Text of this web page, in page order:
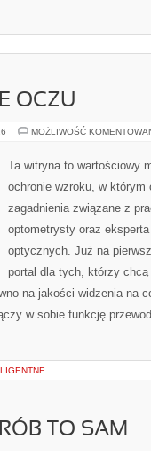
OCZU
MOŻLIWOŚĆ
Ta witryna to wartościowy
ochronie wzroku, w
zagadnienia związane z
optometrysty oraz
optycznych. Już na
portal dla tych, którzy
na jakości widzenia na
w sobie funkcję
TO SAM